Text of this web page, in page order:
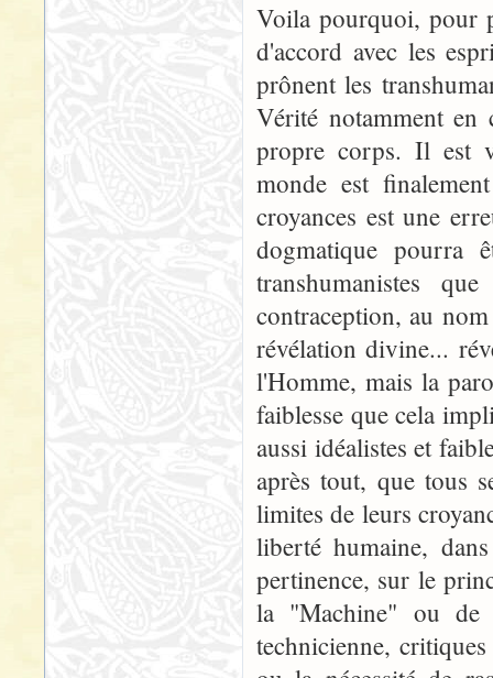
Voila pourquoi, pour
d'accord avec les
prônent les
Vérité notamment
propre corps. Il est
monde est
croyances est une
dogmatique pourra
transhumanistes
contraception, au
révélation divine...
l'Homme, mais la
faiblesse que cela
aussi idéalistes et
après tout, que tous
limites de leurs
liberté humaine,
pertinence, sur le
la "Machine" ou de
technicienne,